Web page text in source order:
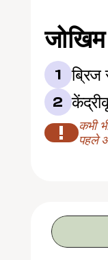
जोखिम
1 ब्रिज
2
!
कभी
पहले